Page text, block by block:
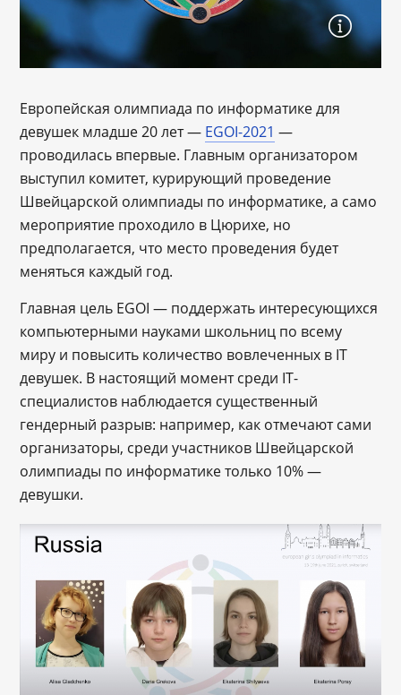
Европейская олимпиада по информатике для
девушек младше 20 лет — EGOI-2021 —
проводилась впервые. Главным организатором
выступил комитет, курирующий проведение
Швейцарской олимпиады по информатике, а само
мероприятие проходило в Цюрихе, но
предполагается, что место проведения будет
меняться каждый год.
Главная цель EGOI — поддержать интересующихся
компьютерными науками школьниц по всему
миру и повысить количество вовлеченных в IT
девушек. В настоящий момент среди IT-
специалистов наблюдается существенный
гендерный разрыв: например, как отмечают сами
организаторы, среди участников Швейцарской
олимпиады по информатике только 10% —
девушки.